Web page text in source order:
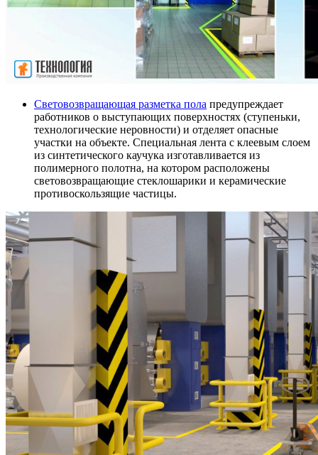
Световозвращающая разметка пола предупреждает
работников о выступающих поверхностях (ступеньки,
технологические неровности) и отделяет опасные
участки на объекте. Специальная лента с клеевым слоем
из синтетического каучука изготавливается из
полимерного полотна, на котором расположены
световозвращающие стеклошарики и керамические
противоскользящие частицы.